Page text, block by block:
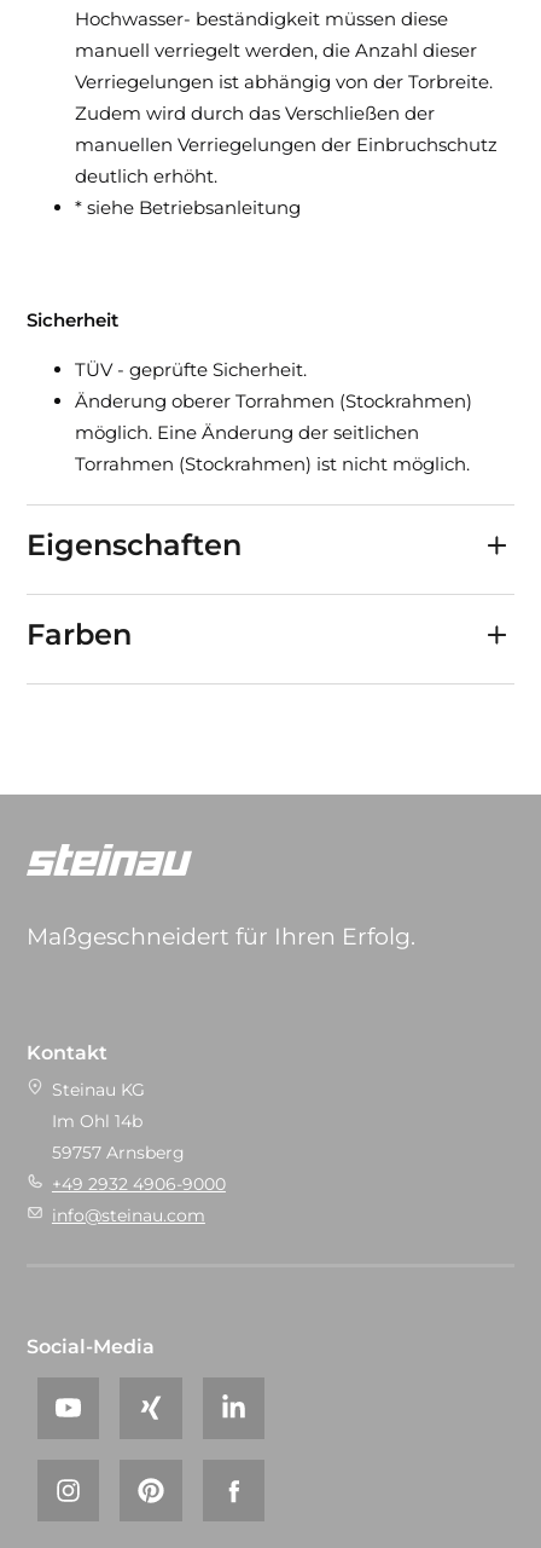
Hochwasser- beständigkeit müssen diese
manuell verriegelt werden, die Anzahl dieser
Verriegelungen ist abhängig von der Torbreite.
Zudem wird durch das Verschließen der
manuellen Verriegelungen der Einbruchschutz
deutlich erhöht.
* siehe Betriebsanleitung
Sicherheit
TÜV - geprüfte Sicherheit.
Änderung oberer Torrahmen (Stockrahmen)
möglich. Eine Änderung der seitlichen
Torrahmen (Stockrahmen) ist nicht möglich.
Eigenschaften
Farben
Maßgeschneidert für Ihren Erfolg.
Kontakt
Steinau KG
Im Ohl 14b
59757 Arnsberg
+49 2932 4906-9000
info@steinau.com
Social-Media